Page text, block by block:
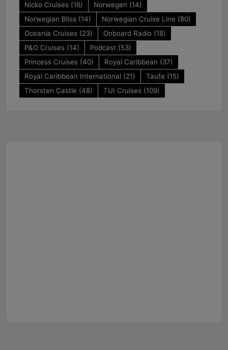
Nicko Cruises (16) Norwegen (14)
Norwegian Bliss (14) Norwegian Cruise Line (80)
Oceania Cruises (23) Onboard Radio(18)
P&O Cruises (14) Podcast(53)
Princess Cruises (40) Royal Caribbean (37)
Royal Caribbean International (21) Taufe (15)
Thorsten Castle (48) TUI Cruises (109)